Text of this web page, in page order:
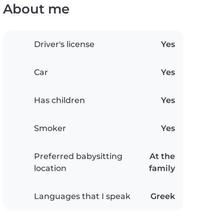
About me
Driver's license Yes
Car Yes
Has children Yes
Smoker Yes
Preferred babysitting
location
At the
family
Languages that I speak Greek